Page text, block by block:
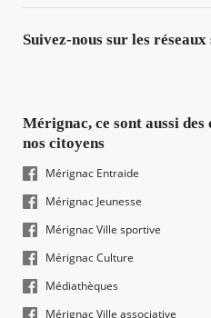
Suivez-nous sur les réseaux
Mérignac, ce sont aussi des
nos citoyens
Mérignac Entraide
Mérignac Jeunesse
Mérignac Ville sportive
Mérignac Culture
Médiathèques
Mérignac Ville associative